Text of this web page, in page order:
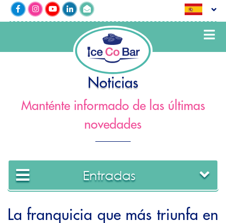
Noticias
Manténte informado de las últimas
novedades
Entradas
2022
La franquicia que más triunfa en